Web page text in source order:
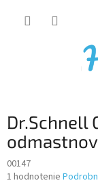
Dr.Schnell
00147
Priemerné
1 hodnotenie